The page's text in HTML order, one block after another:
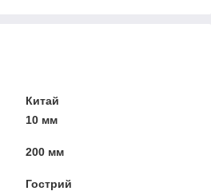
Китай
10 мм
200 мм
Гострий